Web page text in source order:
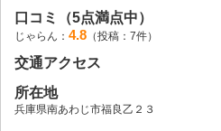
口コミ（5点満点中）
じゃらん： 4.8 （投稿：7件）
交通アクセス
所在地
兵庫県南あわじ市福良乙２３